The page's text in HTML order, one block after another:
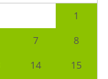
1
7
8
14 15